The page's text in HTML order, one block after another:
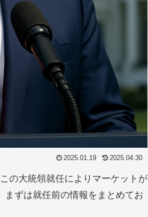
2025.01.19 2025.04.30
の大統領就任によりマーケットが
まずは就任前の情報をまとめてお